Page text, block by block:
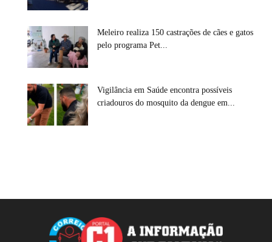
Meleiro realiza 150 castrações de cães e gatos
pelo programa Pet...
Vigilância em Saúde encontra possíveis
criadouros do mosquito da dengue em...